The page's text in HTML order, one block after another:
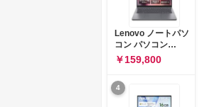
FMVWK3E15W_AZ
Lenovo ノートパソ
コン パソコン
IdeaPad Slim 3 14.0
インチ AMD
Ryzen™ 5 8640HS
メモリ16GB
SSD512GB
￥159,800
4